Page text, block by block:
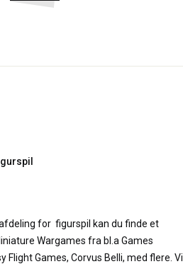
afdeling for figurspil kan du finde et
Wargames fra bl.a Games
Flight Games, Corvus Belli, med flere. Vi